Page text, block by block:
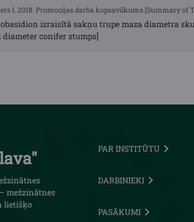
I. 2018. Promocijas darba kopsavilkums [Summary of
izraisītā sakņu trupe maza diametra
diameter conifer stumps]
mežzinātnes
lietišķo
PAR INSTITŪTU
DARBINIEKI
PASĀKUMI